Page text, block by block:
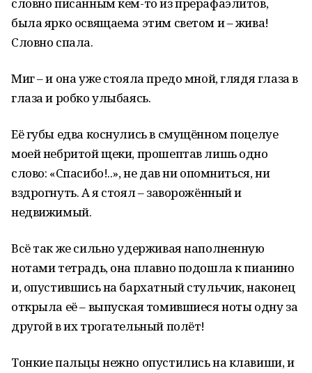
была ярко освящаема этим светом и – жива!
Словно спала.
Миг – и она уже стояла предо мной, глядя глаза в
глаза и робко улыбаясь.
Её губы едва коснулись в смущённом поцелуе
моей небритой щеки, прошептав лишь одно
слово: «Спасибо!..», не дав ни опомниться, ни
вздрогнуть. А я стоял – заворожённый и
недвижимый.
Всё так же сильно удерживая наполненную
нотами тетрадь, она плавно подошла к пианино
и, опустившись на бархатный стульчик, наконец
открыла её – выпуская томившиеся ноты одну за
другой в их трогательный полёт!
Тонкие пальцы нежно опустились на клавиши, и